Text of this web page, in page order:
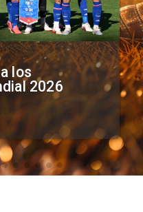
los
2026